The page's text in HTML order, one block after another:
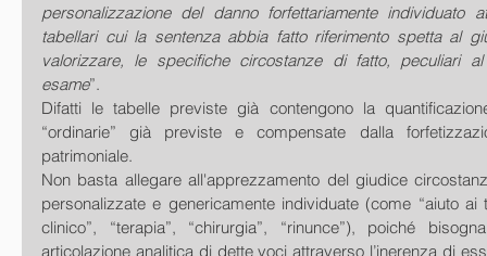
personalizzazione del danno forfettariamente individuato
tabellari cui la sentenza abbia fatto riferimento spetta al
valorizzare, le specifiche circostanze di fatto, peculiari
esame”.
Difatti le tabelle previste già contengono la
“ordinarie” già previste e compensate dalla
patrimoniale.
Non basta allegare all'apprezzamento del giudice
personalizzate e genericamente individuate (come “aiuto ai
clinico”, “terapia”, “chirurgia”, “rinunce”), poiché
articolazione analitica di dette voci attraverso l’inerenza di